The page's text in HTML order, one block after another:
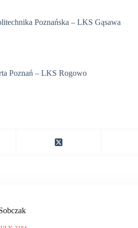
Poznańska – LKS Gąsawa
Poznań – LKS Rogowo